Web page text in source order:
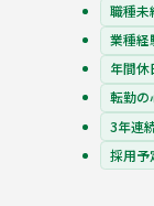
職種未
業種経
年間休
転勤の
3年連
採用予